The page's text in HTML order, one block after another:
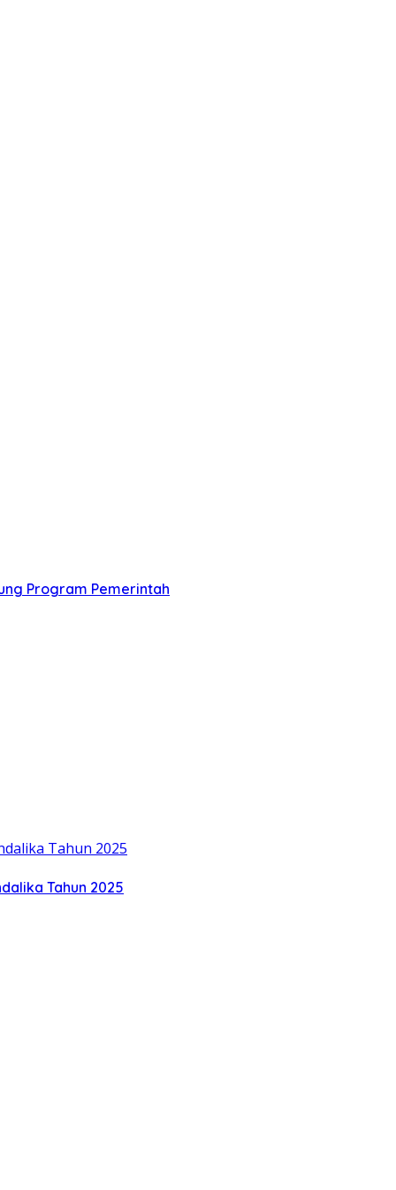
Program Pemerintah
Tahun 2025